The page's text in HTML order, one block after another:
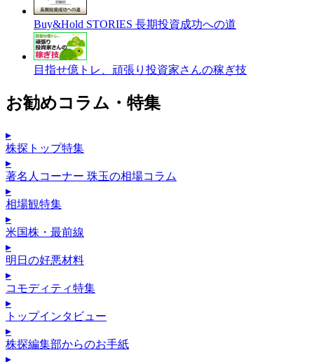
Buy&Hold STORIES 長期投資成功への道
目指せ億トレ、頑張り投資家さんの稼ぎ技
お勧めコラム・特集
▸
株探トップ特集
▸
著名人コーナー 珠玉の相場コラム
▸
相場観特集
▸
米国株・最前線
▸
明日の好悪材料
▸
コモディティ特集
▸
トップインタビュー
▸
株探編集部からのお手紙
▸